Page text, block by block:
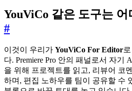
YouViCo 같은 도구는
#
이것이 우리가 YouViCo For Editor
다. Premiere Pro 안의 패널로서 자기
을 위해 프로젝트를 읽고, 리뷰어 코
하며, 편집 노하우를 팀이 공유할 수